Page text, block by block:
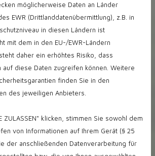
oder haben
in einer
Sie mit „HESSE IMMOBILIEN –
Verwalter.“ den richtigen
an Ihrer Seite!
möglicherweise Daten an Länder
EWR (Drittlanddatenübermittlung), z.B. in
in diesen Ländern ist
mit dem in den EU-/EWR-Ländern
daher ein erhöhtes Risiko, dass
auf diese Daten zugreifen können. Weitere
finden Sie in den
des jeweiligen Anbieters.
ZULASSEN" klicken, stimmen Sie sowohl dem
von Informationen auf Ihrem Gerät (§ 25
der anschließenden Datenverarbeitung für